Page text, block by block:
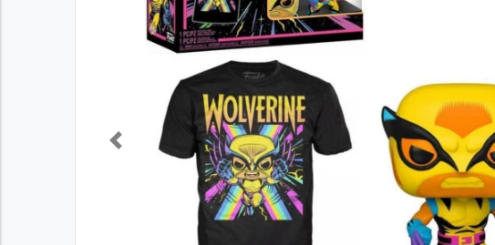
Previous